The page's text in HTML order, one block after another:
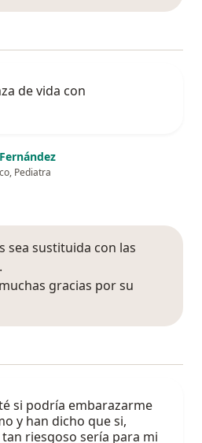
de vida con
Pediatra
sea sustituida con las
gracias por su
si podría embarazarme
y han dicho que si,
riesgoso sería para mi